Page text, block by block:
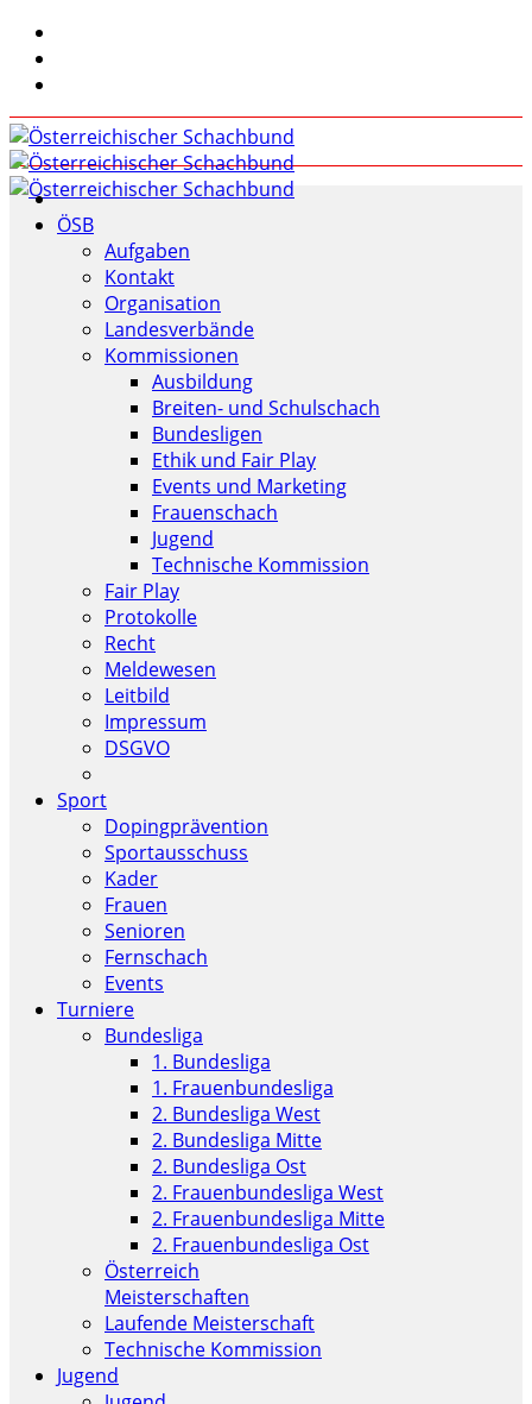
ÖSB
Aufgaben
Kontakt
Organisation
Landesverbände
Kommissionen
Ausbildung
Breiten- und Schulschach
Bundesligen
Ethik und Fair Play
Events und Marketing
Frauenschach
Jugend
Technische Kommission
Fair Play
Protokolle
Recht
Meldewesen
Leitbild
Impressum
DSGVO
Sport
Dopingprävention
Sportausschuss
Kader
Frauen
Senioren
Fernschach
Events
Turniere
Bundesliga
1. Bundesliga
1. Frauenbundesliga
2. Bundesliga West
2. Bundesliga Mitte
2. Bundesliga Ost
2. Frauenbundesliga West
2. Frauenbundesliga Mitte
2. Frauenbundesliga Ost
Österreich
Meisterschaften
Laufende Meisterschaft
Technische Kommission
Jugend